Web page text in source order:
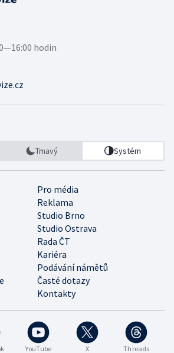
hodin
Tmavý Systém
Pro média
Reklama
Studio Brno
Studio Ostrava
Rada ČT
Kariéra
Podávání námětů
Časté dotazy
Kontakty
YouTube X Threads